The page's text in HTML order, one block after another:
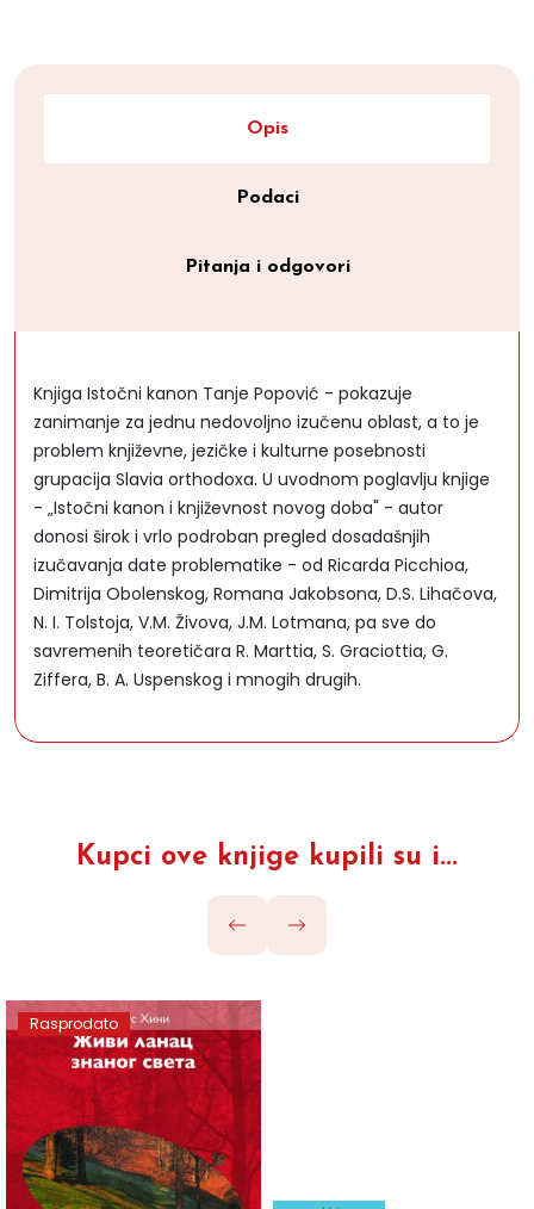
Opis
Podaci
Pitanja i odgovori
Knjiga Istočni kanon Tanje Popović - pokazuje
zanimanje za jednu nedovoljno izučenu oblast, a to je
problem književne, jezičke i kulturne posebnosti
grupacija Slavia orthodoxa. U uvodnom poglavlju knjige
- „Istočni kanon i književnost novog doba" - autor
donosi širok i vrlo podroban pregled dosadašnjih
izučavanja date problematike - od Ricarda Picchioa,
Dimitrija Obolenskog, Romana Jakobsona, D.S. Lihačova,
N. I. Tolstoja, V.M. Živova, J.M. Lotmana, pa sve do
savremenih teoretičara R. Marttia, S. Graciottia, G.
Ziffera, B. A. Uspenskog i mnogih drugih.
Kupci ove knjige kupili su i...
Rasprodato